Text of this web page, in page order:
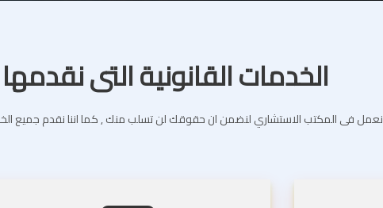
الخدمات القانونية التى نقدمها
نعمل فى المكتب الاستشاري لنضمن ان حقوقك لن تسلب منك , كما اننا نقدم جميع